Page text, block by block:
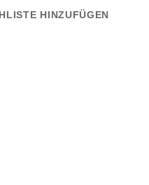
HINZUFÜGEN